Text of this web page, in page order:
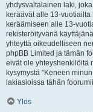
yhdysvaltalainen laki,
keräävät alle 13-
keräämiseen alle 13-
rekisteröityvänä
yhteyttä oikeudelliseen
phpBB Limited ja tämän
eivät ole yhteyshenkilöitä
kysymystä “Keneen
lakiasioissa tähän
Ylös